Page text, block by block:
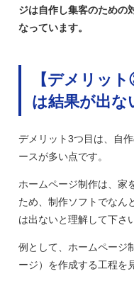
ジは自作し集客のための
なっています。
【デメリッ
は結果が出な
デメリット3つ目は、自
ースが多い点です。
ホームページ制作は、家
ため、制作ソフトでなん
は出ないと理解して下さ
例として、ホームページ
ージ）を作成する工程を